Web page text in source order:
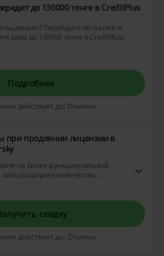
до 130000 тенге в СreditPlus
деньги? Перейдите по ссылке и
заём до 130000 тенге в CreditPlus!
Подробнее
действует до: Отмены
при продлении лицензии в
на более функциональный
или расширьте количество
лицензии и получите приятные
за пользование Kaspersky.
скидку
действует до: Отмены